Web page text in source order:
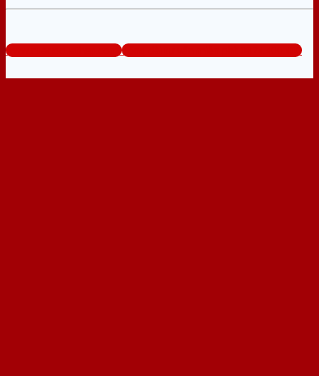
www.cuagocuathep.com Tổng đài tư vấn miễn phí: 0824.400.400